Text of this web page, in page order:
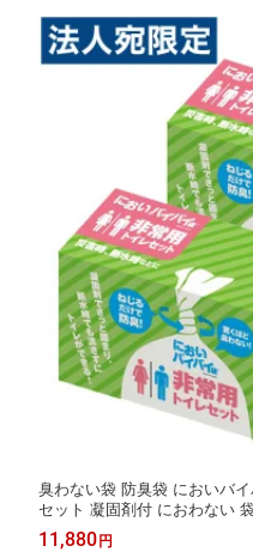
臭わない袋 防臭袋 においバ
セット 凝固剤付 におわない
く）』
11,880円